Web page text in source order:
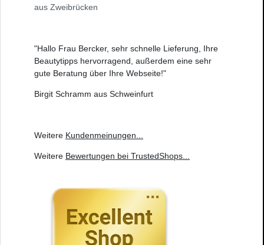
aus Zweibrücken
"Hallo Frau Bercker, sehr schnelle Lieferung, Ihre
Beautytipps hervorragend, außerdem eine sehr
gute Beratung über Ihre Webseite!"
Birgit Schramm aus Schweinfurt
Weitere Kundenmeinungen
Weitere Bewertungen bei TrustedShops